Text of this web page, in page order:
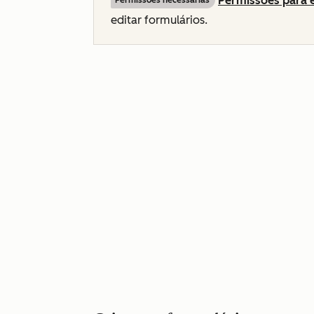
editar formulários.